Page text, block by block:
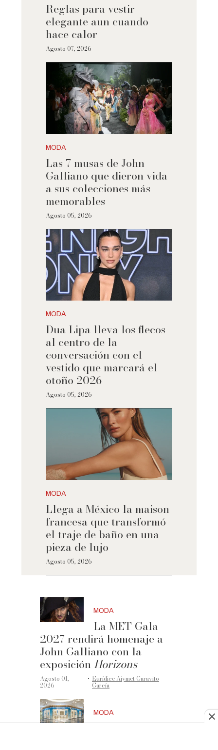
Reglas para vestir
elegante aun cuando
hace calor
Agosto 07, 2026
MODA
Las 7 musas de John
Galliano que dieron vida
a sus colecciones más
memorables
Agosto 05, 2026
MODA
Dua Lipa lleva los flecos
al centro de la
conversación con el
vestido que marcará el
otoño 2026
Agosto 05, 2026
MODA
Llega a México la maison
francesa que transformó
el traje de baño en una
pieza de lujo
Agosto 05, 2026
MODA
La MET Gala
2027 rendirá homenaje a
John Galliano con la
exposición Horizons
Agosto 01,
2026 ·Eurídice Aiymet Garavito
García
MODA
Tiffany & Co.